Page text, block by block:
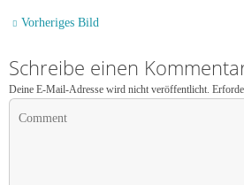
Vorheriges Bild
Schreibe einen
Deine E-Mail-Adresse wird nicht veröffentlicht.